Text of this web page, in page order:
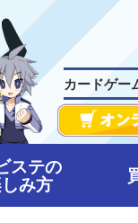
カードゲー
ステの
み方